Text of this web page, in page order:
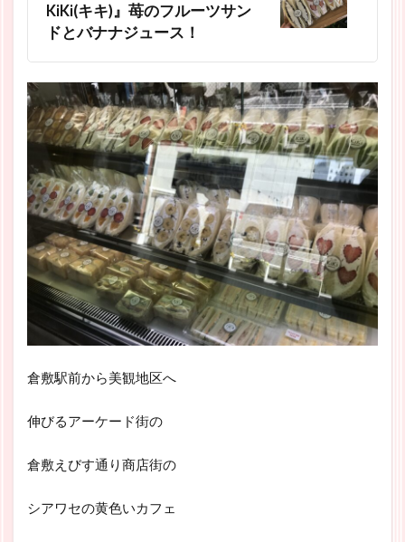
KiKi(キキ)』苺のフルーツサン
ドとバナナジュース！
倉敷駅前から美観地区へ
伸びるアーケード街の
倉敷えびす通り商店街の
シアワセの黄色いカフェ